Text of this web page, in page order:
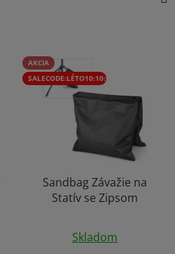
AKCIA
SALECODE:LÉTO10:10:%
Sandbag Závažie na
Statív se Zipsom
hodnotenie
Skladom